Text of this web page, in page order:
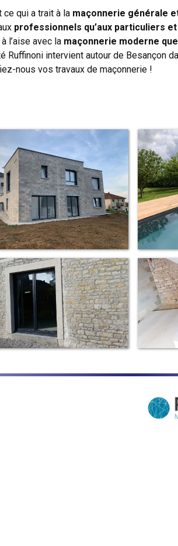
ce qui a trait à la maçonnerie générale
professionnels qu’aux particuliers
l’aise avec la maçonnerie moderne
Ruffinoni intervient autour de Besançon
nous vos travaux de maçonnerie !